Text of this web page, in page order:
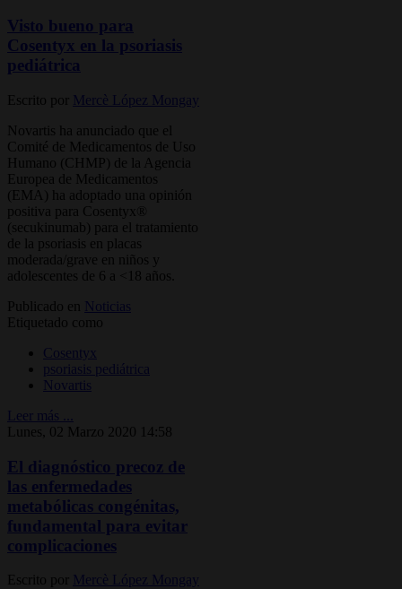
Visto bueno para
Cosentyx en la psoriasis
pediátrica
Escrito por
Mercè López Mongay
Novartis ha anunciado que el
Comité de Medicamentos de Uso
Humano (CHMP) de la Agencia
Europea de Medicamentos
(EMA) ha adoptado una opinión
positiva para Cosentyx®
(secukinumab) para el tratamiento
de la psoriasis en placas
moderada/grave en niños y
adolescentes de 6 a <18 años.
Publicado en
Noticias
Etiquetado como
Cosentyx
psoriasis pediátrica
Novartis
Leer más ...
Lunes, 02 Marzo 2020 14:58
El diagnóstico precoz de
las enfermedades
metabólicas congénitas,
fundamental para evitar
complicaciones
Escrito por
Mercè López Mongay